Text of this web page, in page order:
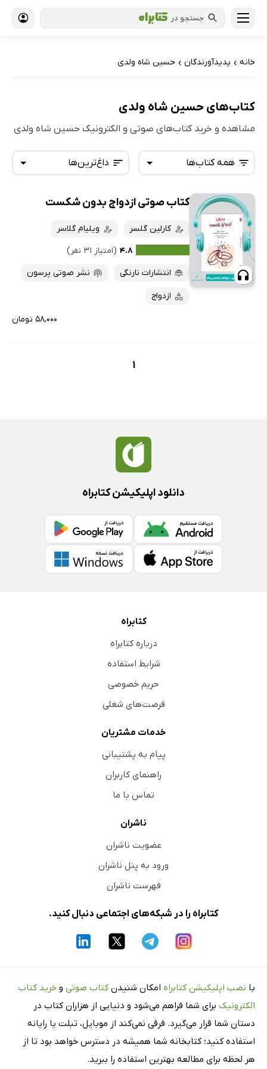
جستجو در
خانه › پدیدآورندگان › حسین شاه ولدی
کتاب‌های حسین شاه ولدی
مشاهده و خرید کتاب‌های صوتی و الکترونیک حسین شاه ولدی
داغ‌ترین‌ها
تازه‌ها
داغ‌ترین‌ها
پرفروش‌ها
پربحث‌ها
همه کتاب‌ها
همه کتاب‌ها
کتاب‌های صوتی
کتاب‌های متنی
کتاب صوتی ازدواج بدون شکست
کارلین گلسر
ویلیام گلاسر
۴.۸ (امتیاز ۳۱ نفر)
انتشارات نارنگی
نشر صوتی پرسون
ازدواج
۵۸,۰۰۰ تومان
1
دانلود اپلیکیشن کتابراه
کتابراه
درباره کتابراه
شرایط استفاده
حریم خصوصی
فرصت‌های شغلی
خدمات مشتریان
پیام به پشتیبانی
راهنمای کاربران
تماس با ما
ناشران
عضویت ناشران
ورود به پنل ناشران
فهرست ناشران
کتابراه را در شبکه‌های اجتماعی دنبال کنید.
با نصب اپلیکیشن کتابراه امکان شنیدن کتاب صوتی و خرید کتاب
الکترونیک برای شما فراهم می‌شود و دنیایی از هزاران کتاب در
دستان شما قرار می‌گیرد. فرقی نمی‌کند از موبایل، تبلت یا رایانه
استفاده کنید؛ کتابخانه شما همیشه در دسترس خواهد بود تا از
هر لحظه برای مطالعه بهترین استفاده را ببرید.